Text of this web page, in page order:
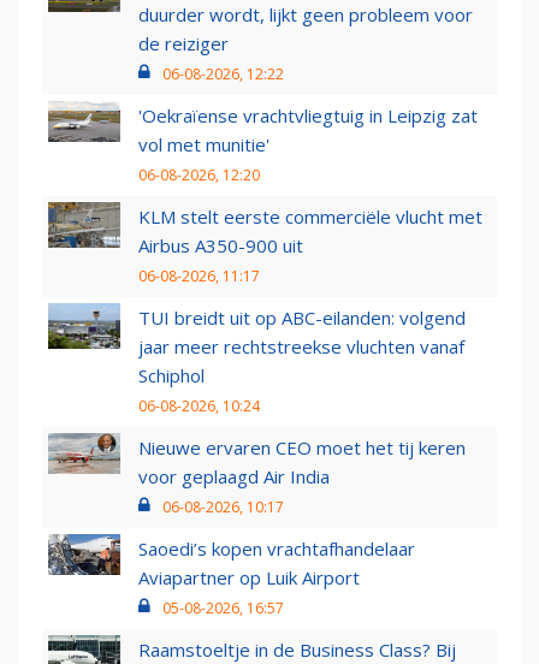
duurder wordt, lijkt geen probleem voor
de reiziger
06-08-2026, 12:22
'Oekraïense vrachtvliegtuig in Leipzig zat
vol met munitie'
06-08-2026, 12:20
KLM stelt eerste commerciële vlucht met
Airbus A350-900 uit
06-08-2026, 11:17
TUI breidt uit op ABC-eilanden: volgend
jaar meer rechtstreekse vluchten vanaf
Schiphol
06-08-2026, 10:24
Nieuwe ervaren CEO moet het tij keren
voor geplaagd Air India
06-08-2026, 10:17
Saoedi’s kopen vrachtafhandelaar
Aviapartner op Luik Airport
05-08-2026, 16:57
Raamstoeltje in de Business Class? Bij